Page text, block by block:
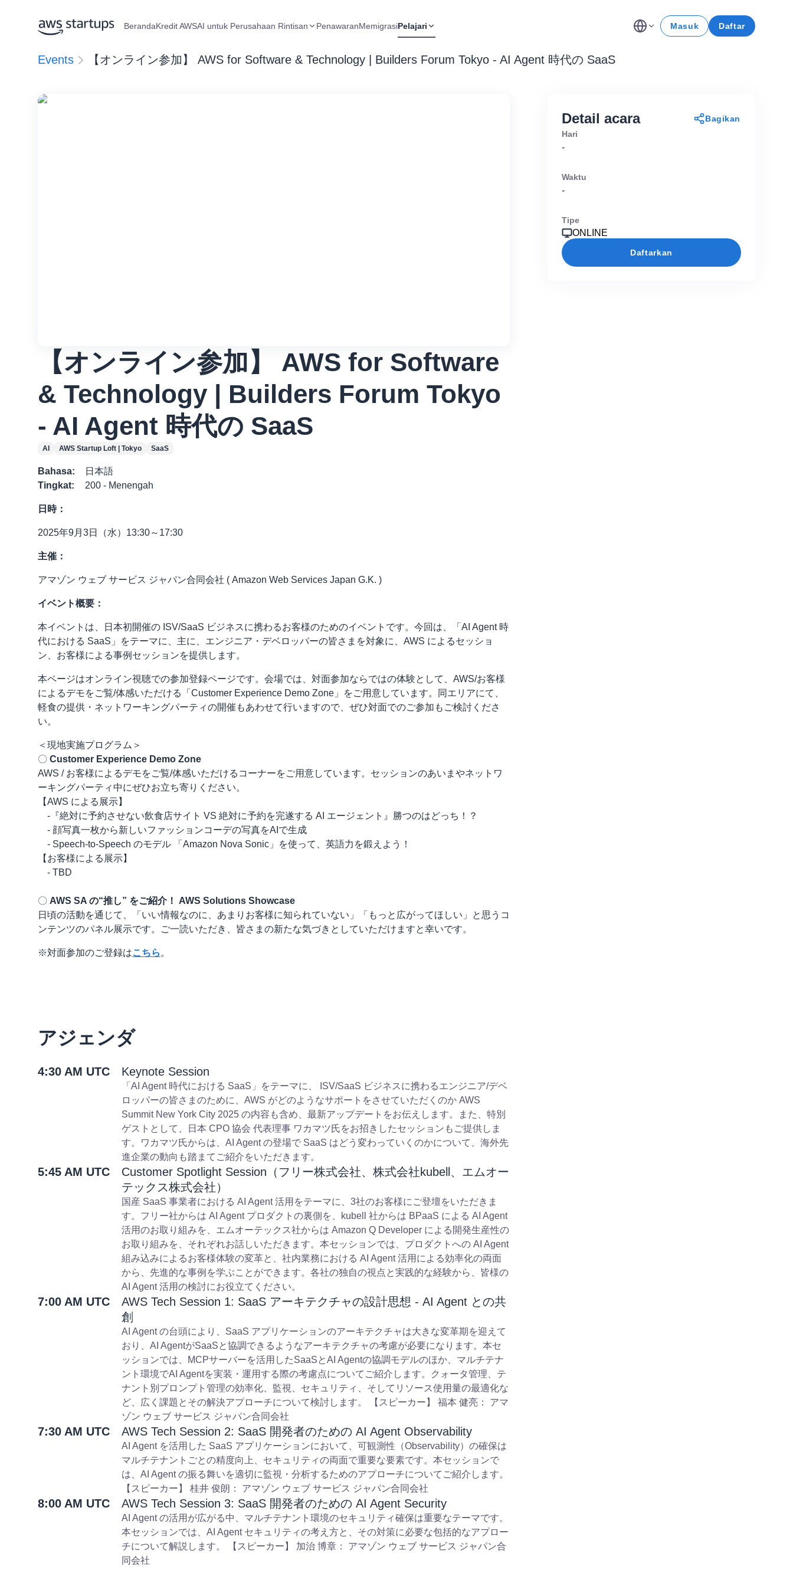
BerandaKredit AWSAI untuk Perusahaan Rintisan PenawaranMemigrasiPelajari Masuk Daftar
Events 【オンライン参加】 AWS for Software & Technology | Builders Forum Tokyo - AI Agent 時代の SaaS
【オンライン参加】 AWS for Software
& Technology | Builders Forum Tokyo
- AI Agent 時代の SaaS
AI AWS Startup Loft | Tokyo SaaS
Bahasa:
日本語
Tingkat: 200 - Menengah
Detail acara
Bagikan
Hari
-
Waktu
-
Tipe
ONLINE
Daftarkan
日時：
2025年9月3日（水）13:30～17:30
主催：
アマゾン ウェブ サービス ジャパン合同会社 ( Amazon Web Services Japan G.K. )
イベント概要：
本イベントは、日本初開催の ISV/SaaS ビジネスに携わるお客様のためのイベントです。今回は、「AI Agent 時
代における SaaS」をテーマに、主に、エンジニア・デベロッパーの皆さまを対象に、AWS によるセッショ
ン、お客様による事例セッションを提供します。
本ページはオンライン視聴での参加登録ページです。会場では、対面参加ならではの体験として、AWS/お客様
によるデモをご覧/体感いただける「Customer Experience Demo Zone」をご用意しています。同エリアにて、
軽食の提供・ネットワーキングパーティの開催もあわせて行いますので、ぜひ対面でのご参加もご検討くださ
い。
＜現地実施プログラム＞
〇 Customer Experience Demo Zone
AWS / お客様によるデモをご覧/体感いただけるコーナーをご用意しています。セッションのあいまやネットワ
ーキングパーティ中にぜひお立ち寄りください。
【AWS による展示】
-『絶対に予約させない飲食店サイト VS 絶対に予約を完遂する AI エージェント』勝つのはどっち！？
- 顔写真一枚から新しいファッションコーデの写真をAIで生成
- Speech-to-Speech のモデル 「Amazon Nova Sonic」を使って、英語力を鍛えよう！
【お客様による展示】
- TBD
〇 AWS SA の“推し” をご紹介！ AWS Solutions Showcase
日頃の活動を通じて、「いい情報なのに、あまりお客様に知られていない」「もっと広がってほしい」と思うコ
ンテンツのパネル展示です。ご一読いただき、皆さまの新たな気づきとしていただけますと幸いです。
※対面参加のご登録はこちら 。
アジェンダ
4:30 AM UTC Keynote Session
「AI Agent 時代における SaaS」をテーマに、 ISV/SaaS ビジネスに携わるエンジニア/デベ
ロッパーの皆さまのために、AWS がどのようなサポートをさせていただくのか AWS
Summit New York City 2025 の内容も含め、最新アップデートをお伝えします。また、特別
ゲストとして、日本 CPO 協会 代表理事 ワカマツ氏をお招きしたセッションもご提供しま
す。ワカマツ氏からは、AI Agent の登場で SaaS はどう変わっていくのかについて、海外先
進企業の動向も踏まてご紹介をいただきます。
5:45 AM UTC
Customer Spotlight Session（フリー株式会社、株式会社kubell、エムオー
テックス株式会社）
国産 SaaS 事業者における AI Agent 活用をテーマに、3社のお客様にご登壇をいただきま
す。フリー社からは AI Agent プロダクトの裏側を、kubell 社からは BPaaS による AI Agent
活用のお取り組みを、エムオーテックス社からは Amazon Q Developer による開発生産性の
お取り組みを、それぞれお話しいただきます。本セッションでは、プロダクトへの AI Agent
組み込みによるお客様体験の変革と、社内業務における AI Agent 活用による効率化の両面
から、先進的な事例を学ぶことができます。各社の独自の視点と実践的な経験から、皆様の
AI Agent 活用の検討にお役立てください。
7:00 AM UTC
AWS Tech Session 1: SaaS アーキテクチャの設計思想 - AI Agent との共
創
AI Agent の台頭により、SaaS アプリケーションのアーキテクチャは大きな変革期を迎えて
おり、AI AgentがSaaSと協調できるようなアーキテクチャの考慮が必要になります。本セ
ッションでは、MCPサーバーを活用したSaaSとAI Agentの協調モデルのほか、マルチテナ
ント環境でAI Agentを実装・運用する際の考慮点についてご紹介します。クォータ管理、テ
ナント別プロンプト管理の効率化、監視、セキュリティ、そしてリソース使用量の最適化な
ど、広く課題とその解決アプローチについて検討します。 【スピーカー】 福本 健亮： アマ
ゾン ウェブ サービス ジャパン合同会社
7:30 AM UTC AWS Tech Session 2: SaaS 開発者のための AI Agent Observability
AI Agent を活用した SaaS アプリケーションにおいて、可観測性（Observability）の確保は
マルチテナントごとの精度向上、セキュリティの両面で重要な要素です。本セッションで
は、AI Agent の振る舞いを適切に監視・分析するためのアプローチについてご紹介します。
【スピーカー】 桂井 俊朗： アマゾン ウェブ サービス ジャパン合同会社
8:00 AM UTC AWS Tech Session 3: SaaS 開発者のための AI Agent Security
AI Agent の活用が広がる中、マルチテナント環境のセキュリティ確保は重要なテーマです。
本セッションでは、AI Agent セキュリティの考え方と、その対策に必要な包括的なアプロー
チについて解説します。 【スピーカー】 加治 博章： アマゾン ウェブ サービス ジャパン合
同会社